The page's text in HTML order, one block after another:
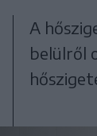
A
belülről